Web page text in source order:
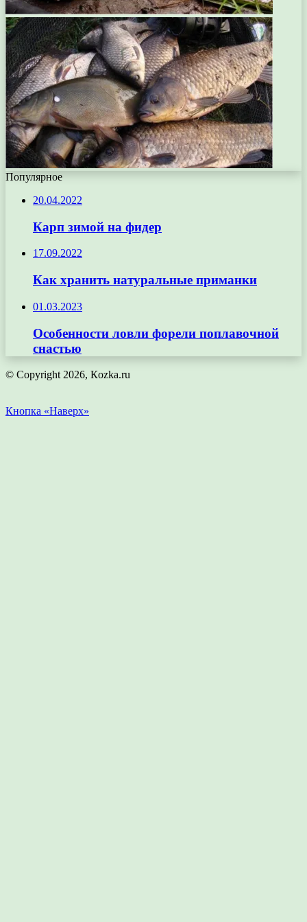
Популярное
20.04.2022
Карп зимой на фидер
17.09.2022
Как хранить натуральные приманки
01.03.2023
Особенности ловли форели поплавочной
снастью
© Copyright 2026, Кozka.ru
Кнопка «Наверх»